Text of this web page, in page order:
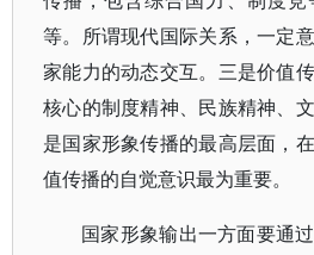
等。所谓现代国际关系，一定
家能力的动态交互。三是价值
核心的制度精神、民族精神、
是国家形象传播的最高层面，
值传播的自觉意识最为重要。
国家形象输出一方面要通